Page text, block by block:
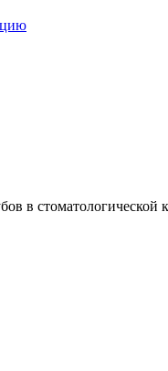
в стоматологической